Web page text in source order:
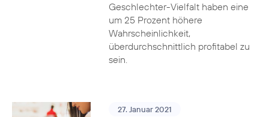
Geschlechter-Vielfalt haben eine
um 25 Prozent höhere
Wahrscheinlichkeit,
überdurchschnittlich profitabel zu
sein.
27. Januar 2021